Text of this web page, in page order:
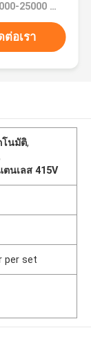
ราคา：USD 9000-25000 Dollar per set
ต่อเรา
โนมัติ,
นเลส 415V
per set